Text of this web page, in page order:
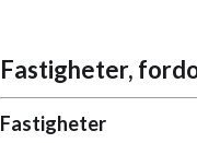
Fastigheter,
Fastigheter